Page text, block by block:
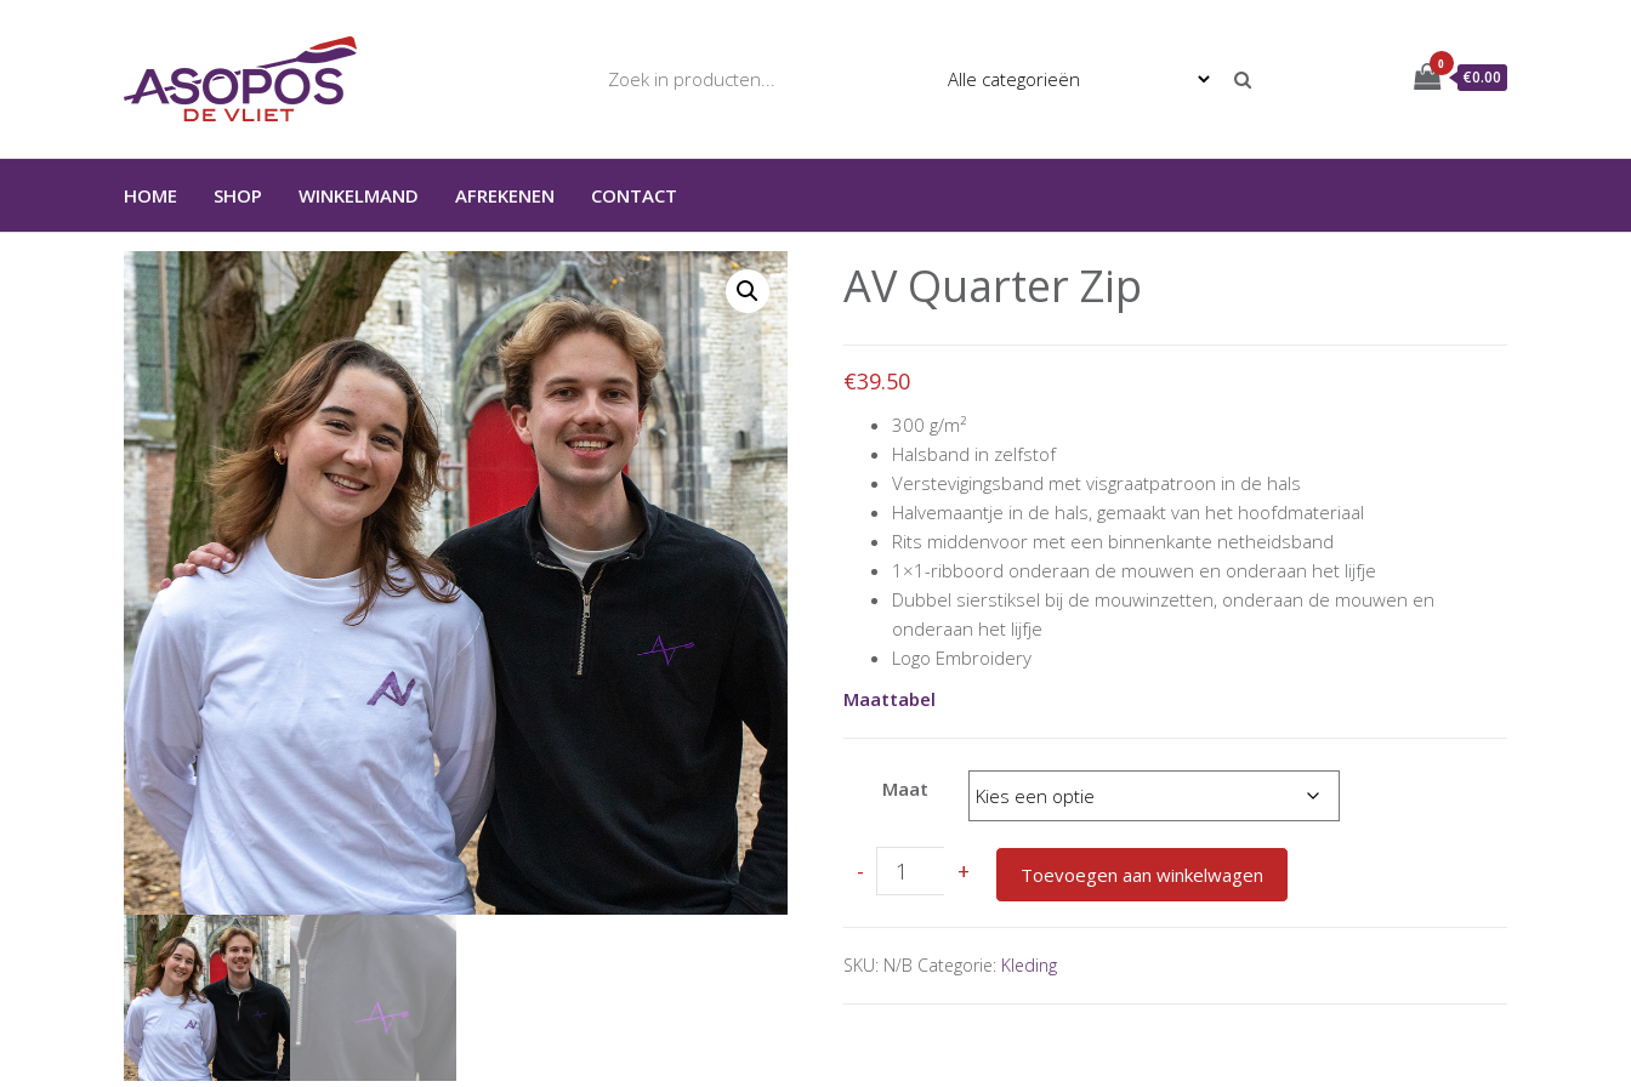
0
€0.00
HOME SHOP WINKELMAND AFREKENEN CONTACT
AV Quarter Zip
€39.50
300 g/m²
Halsband in zelfstof
Verstevigingsband met visgraatpatroon in de hals
Halvemaantje in de hals, gemaakt van het hoofdmateriaal
Rits middenvoor met een binnenkante netheidsband
1×1-ribboord onderaan de mouwen en onderaan het lijfje
Dubbel sierstiksel bij de mouwinzetten, onderaan de mouwen en
onderaan het lijfje
Logo Embroidery
Maattabel
Maat
-
Quarter
+ Toevoegen aan winkelwagen
SKU: N/B Categorie: Kleding